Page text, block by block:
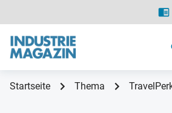
Startseite Thema